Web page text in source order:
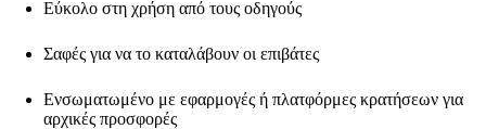
Εύκολο στη χρήση από τους οδηγούς
Σαφές για να το καταλάβουν οι επιβάτες
Ενσωματωμένο με εφαρμογές ή πλατφόρμες κρατήσεων για
αρχικές προσφορές